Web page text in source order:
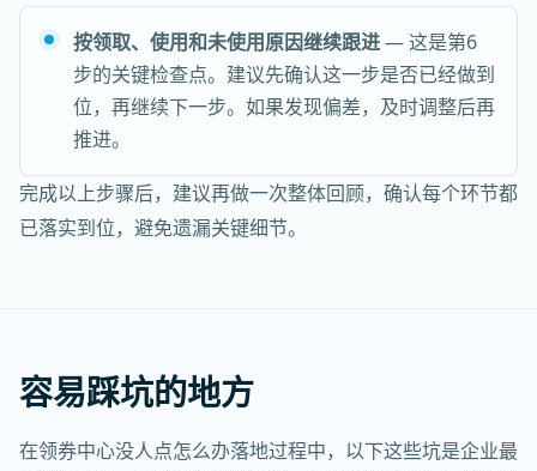
按领取、使用和未使用原因继续跟进— 这是第6
步的关键检查点。建议先确认这一步是否已经做到
位，再继续下一步。如果发现偏差，及时调整后再
推进。
完成以上步骤后，建议再做一次整体回顾，确认每个环节都
已落实到位，避免遗漏关键细节。
容易踩坑的地方
在领券中心没人点怎么办落地过程中，以下这些坑是企业最